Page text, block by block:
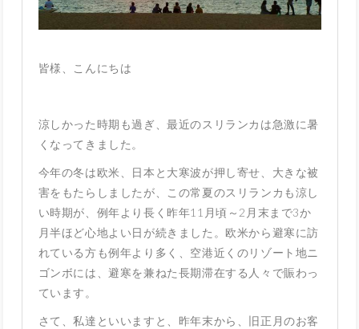
皆様、こんにちは
涼しかった時期も過ぎ、最近のスリランカは急激に暑
くなってきました。
今年の冬は欧米、日本と大寒波が押し寄せ、大きな被
害をもたらしましたが、この常夏のスリランカも涼し
い時期が、例年より長く昨年11月頃～2月末まで3か
月半ほど心地よい日が続きました。欧米から避寒に訪
れている方も例年より多く、空港近くのリゾート地ニ
ゴンボには、避寒を兼ねた長期滞在する人々で賑わっ
ています。
さて、私達といいますと、昨年末から、旧正月のお客